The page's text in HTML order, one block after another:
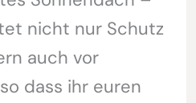
nicht nur Schutz
auch vor
dass ihr euren